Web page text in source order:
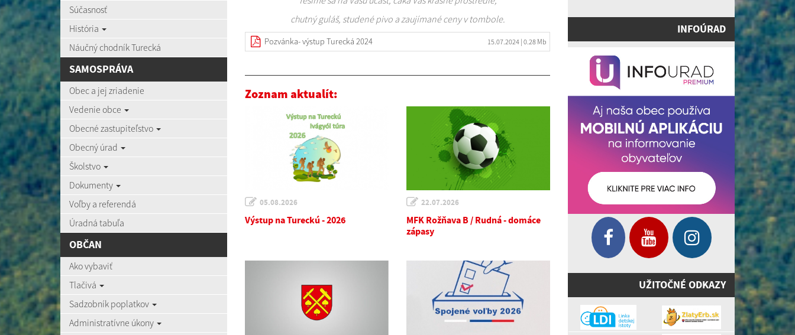
Súčasnosť
História
Náučný chodník Turecká
SAMOSPRÁVA
Obec a jej zriadenie
Vedenie obce
Obecné zastupiteľstvo
Obecný úrad
Školstvo
Dokumenty
Voľby a referendá
Úradná tabuľa
OBČAN
Ako vybaviť
Tlačivá
Sadzobník poplatkov
Administratívne úkony
chutný guláš, studené pivo a zaujímané ceny v tombole.
Pozvánka- výstup Turecká 2024 15.07.2024 | 0.28 Mb
Zoznam aktualít:
05.08.2026
Výstup na Tureckú - 2026
22.07.2026
MFK Rožňava B / Rudná - domáce
zápasy
INFOÚRAD
UŽITOČNÉ ODKAZY